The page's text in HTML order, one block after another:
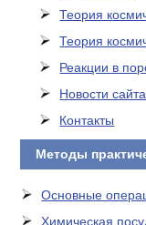
Теория
Теория
Реакции в
Новости сайта
Контакты
Методы
Основные
Химическая